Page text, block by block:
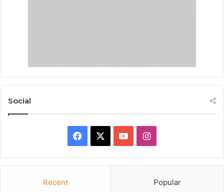
Social
Facebook YouTubeInstagram
Recent Popular